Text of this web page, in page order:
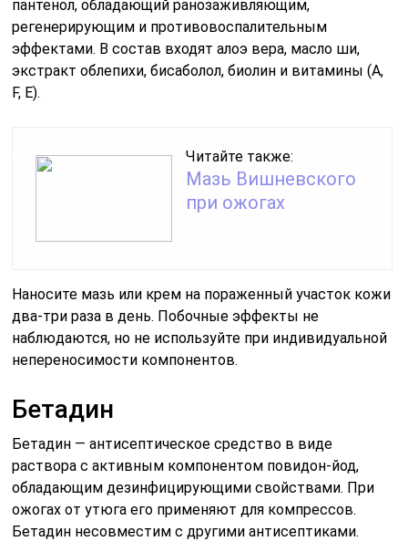
пантенол, обладающий ранозаживляющим,
регенерирующим и противовоспалительным
эффектами. В состав входят алоэ вера, масло ши,
экстракт облепихи, бисаболол, биолин и витамины (А,
F, E).
Читайте также:
Мазь Вишневского
при ожогах
Наносите мазь или крем на пораженный участок кожи
два-три раза в день. Побочные эффекты не
наблюдаются, но не используйте при индивидуальной
непереносимости компонентов.
Бетадин
Бетадин — антисептическое средство в виде
раствора с активным компонентом повидон-йод,
обладающим дезинфицирующими свойствами. При
ожогах от утюга его применяют для компрессов.
Бетадин несовместим с другими антисептиками.